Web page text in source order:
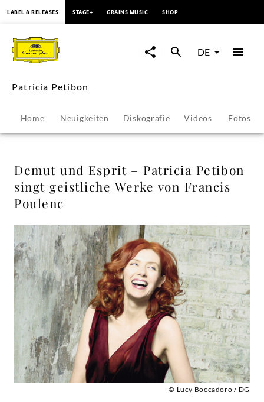
und
Esprit
Patricia
Petibon
singt
geistliche
Werke
von
Francis
Poulenc
LABEL & RELEASES STAGE+ GRAINS MUSIC SHOP
DE
Patricia Petibon
Home Neuigkeiten Diskografie Videos Fotos
Demut und Esprit – Patricia Petibon
singt geistliche Werke von Francis
Poulenc
© Lucy Boccadoro / DG